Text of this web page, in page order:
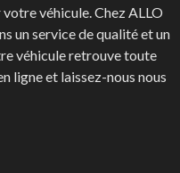
véhicule. Chez ALLO
un service de qualité et un
véhicule retrouve toute
ligne et laissez-nous nous